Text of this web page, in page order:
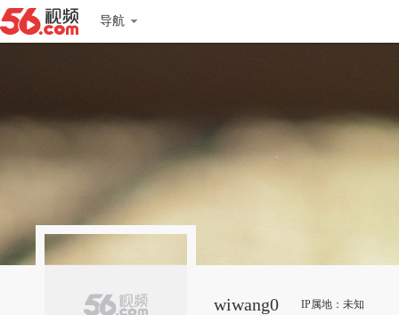
导航
wiwang0 IP属地：未知